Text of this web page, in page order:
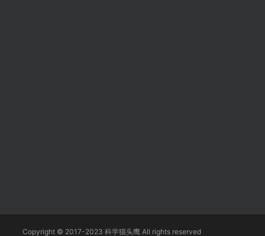
Copyright © 2017-2023 科学猫头鹰 All rights reserved